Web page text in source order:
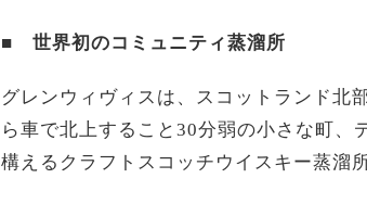
■ 世界初のコミュニティ蒸溜所
グレンウィヴィスは、スコットランド北
ら車で北上すること30分弱の小さな町、
構えるクラフトスコッチウイスキー蒸溜所